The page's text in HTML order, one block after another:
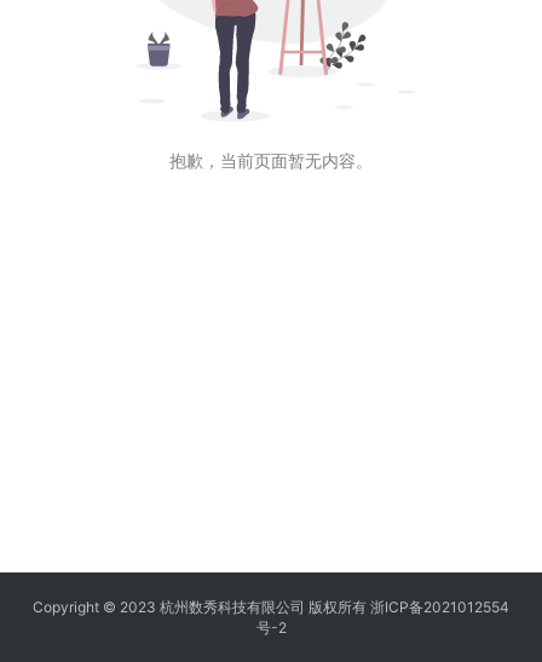
抱歉，当前页面暂无内容。
Copyright © 2023 杭州数秀科技有限公司 版权所有 浙ICP备2021012554
号-2